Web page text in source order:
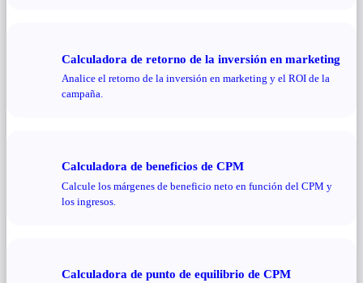
Calculadora de retorno de la inversión en marketing
Analice el retorno de la inversión en marketing y el ROI de la
campaña.
Calculadora de beneficios de CPM
Calcule los márgenes de beneficio neto en función del CPM y
los ingresos.
Calculadora de punto de equilibrio de CPM